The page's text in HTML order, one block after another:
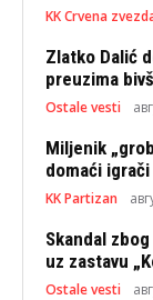
KK Crvena
Zlatko Dalić
preuzima
Ostale vesti
Miljenik
domaći
KK Partizan
Skandal
uz zastavu
Ostale vesti